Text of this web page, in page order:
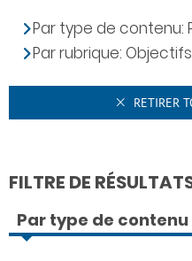
Par type de contenu:
Par rubrique: Objectifs
RETIRER
FILTRE DE
Par type de contenu